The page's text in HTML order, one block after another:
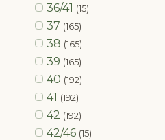
36/41 (15)
37 (165)
38 (165)
39 (165)
40 (192)
41 (192)
42 (192)
42/46 (15)